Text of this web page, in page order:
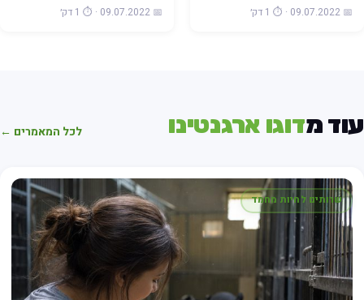
📅 09.07.2022 · ⏱️ 1 דק׳ 📅 09.07.2022 · ⏱️ 1 דק׳
עוד מדוגו ארגנטינו לכל המאמרים ←
שרותים לחיות מחמד